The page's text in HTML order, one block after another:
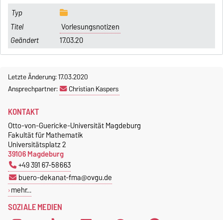
Vorlesungsnotizen
17.03.20
Letzte Änderung: 17.03.2020
Ansprechpartner:
Christian Kaspers
SOZIALE MEDIEN
KONTAKT
Otto-von-Guericke-Universität Magdeburg
Fakultät für Mathematik
Universitätsplatz 2
39106 Magdeburg
+49 391 67-58663
buero-dekanat-fma@ovgu.de
mehr…